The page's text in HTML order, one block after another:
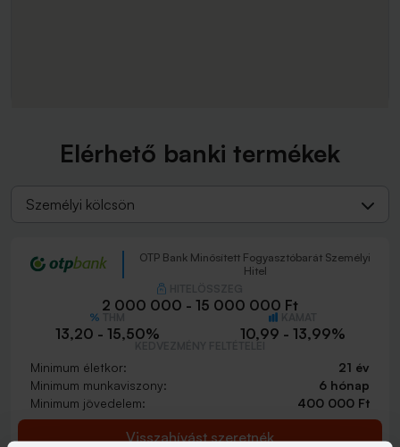
Elérhető banki termékek
Személyi kölcsön
OTP Bank Minősített Fogyasztóbarát Személyi
Hitel
2 000 000 - 15 000 000 Ft
13,20 - 15,50% 10,99 - 13,99%
Minimum életkor:
21 év
Minimum munkaviszony:
6 hónap
Minimum jövedelem:
400 000 Ft
Visszahívást szeretnék